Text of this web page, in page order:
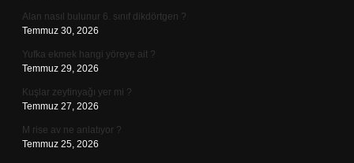
Alan nasıl bulunur 6. sınıf dikdörtgen ?
Temmuz 30, 2026
Yufka ekmek hangi yöreye ait ?
Temmuz 29, 2026
Kuşlar zeytinyağı yer mi ?
Temmuz 27, 2026
M rise av ne anlatıyor ?
Temmuz 25, 2026